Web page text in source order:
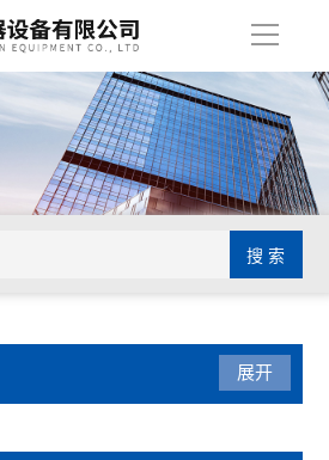
导
展开